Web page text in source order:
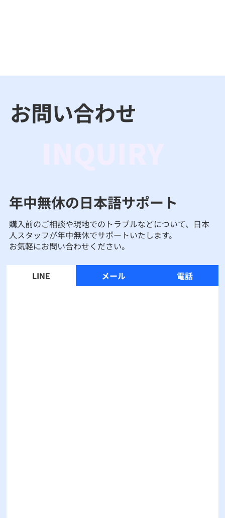
LINE メール 電話
年中無休の日本語サポート
購入前のご相談や現地でのトラブルなどについて、日本
人スタッフが年中無休でサポートいたします。
お気軽にお問い合わせください。
お問い合わせ